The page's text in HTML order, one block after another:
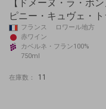
【ドメーヌ・ラ・ボ
ピニー・キュヴェ・
フランス ロワール地方
赤ワイン
カベルネ・フラン100%
750ml
在庫数： 11